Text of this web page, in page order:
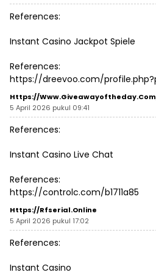
References:
Instant Casino Jackpot Spiele
References:
https://dreevoo.com/
Https://
5 April 2026 pukul 09:41
References:
Instant Casino Live Chat
References:
https://controlc.com/b1711a85
Https://rfserial.online
5 April 2026 pukul 17:02
References:
Instant Casino